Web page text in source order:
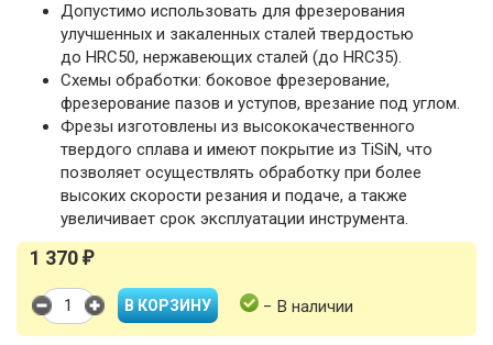
Допустимо использовать для фрезерования
улучшенных и закаленных сталей твердостью
до HRC50, нержавеющих сталей (до HRC35).
Схемы обработки: боковое фрезерование,
фрезерование пазов и уступов, врезание под углом.
Фрезы изготовлены из высококачественного
твердого сплава и имеют покрытие из TiSiN, что
позволяет осуществлять обработку при более
высоких скорости резания и подаче, а также
увеличивает срок эксплуатации инструмента.
1 370 ₽
− В наличии